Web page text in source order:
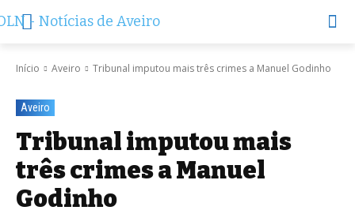
Início Aveiro Tribunal imputou mais três crimes a Manuel Godinho
Aveiro
Tribunal imputou mais
três crimes a Manuel
Godinho